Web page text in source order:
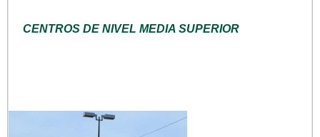
CENTROS DE NIVEL MEDIA SUPERIOR